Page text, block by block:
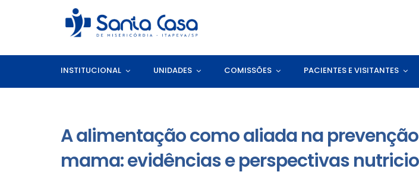
INSTITUCIONAL UNIDADES COMISSÕES PACIENTES E VISITANTES
A alimentação como aliada na
mama: evidências e perspectivas